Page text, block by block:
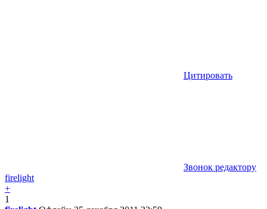
Цитировать
Звонок редактору
firelight
+
1